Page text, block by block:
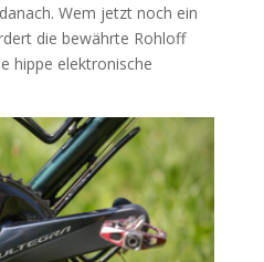
Wem jetzt noch ein
die bewährte Rohloff
hippe elektronische